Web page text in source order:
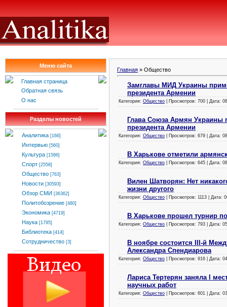
Меню сайта
Главная страница
Обратная связь
О нас
Разделы новостей
Аналитика [166]
Интервью [560]
Культура [1586]
Спорт [2558]
Общество [763]
Новости [30593]
Обзор СМИ [36362]
Политобозрение [480]
Экономика [4719]
Наука [1795]
Библиотека [414]
Сотрудничество [3]
Главная » Общество
Замглавы МИД Украины
президента Армении
Категория: Общество | Просмотров: 700 | Дата:
Глава Союза Армян Украины
президента Армении
Категория: Общество | Просмотров: 679 | Дата:
В Харькове отметили
Категория: Общество | Просмотров: 645 | Дата:
Вилен Шатворян: Нет
жизни другого
Категория: Общество | Просмотров: 1113 | Дата:
В Харькове прошел турнир
Категория: Общество | Просмотров: 793 | Дата:
В ноябре состоится III-й
Александра Спендиарова
Категория: Общество | Просмотров: 916 | Дата:
Лариса Тертерян заняла I
научных работ
Категория: Общество | Просмотров: 601 | Дата: